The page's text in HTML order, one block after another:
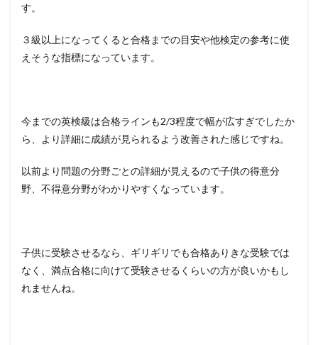
す。
３級以上になってくると合格までの目安や他検定の参考に使
えそうな指標になっています。
今までの英検級は合格ラインも2/3程度で幅が広すぎでしたか
ら、より詳細に成績が見られるよう改善された感じですね。
以前より問題の分野ごとの詳細が見えるので子供の得意分
野、不得意分野がわかりやすくなっています。
子供に受験させるなら、ギリギリでも合格ありきな受験では
なく、満点合格に向けて受験させるくらいの方が良いかもし
れませんね。